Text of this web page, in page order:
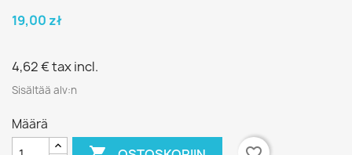
19,00 zł
4,62 €tax incl.
Sisältää alv:n
Määrä